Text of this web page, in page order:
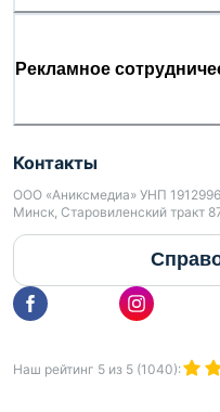
Рекламное
Контакты
ООО «Аниксмедиа» УНП
Минск, Старовиленский тракт
Наш рейтинг 5 из 5 (1040):